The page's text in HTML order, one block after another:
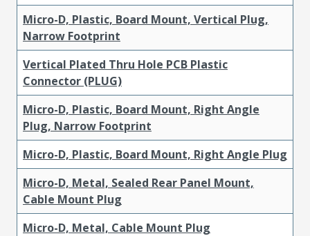
Micro-D, Plastic, Board Mount, Vertical Plug,
Narrow Footprint
Vertical Plated Thru Hole PCB Plastic
Connector (PLUG)
Micro-D, Plastic, Board Mount, Right Angle
Plug, Narrow Footprint
Micro-D, Plastic, Board Mount, Right Angle Plug
Micro-D, Metal, Sealed Rear Panel Mount,
Cable Mount Plug
Micro-D, Metal, Cable Mount Plug